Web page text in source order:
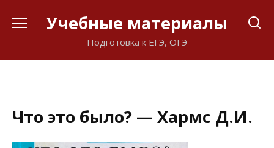
Учебные материалы
Подготовка к ЕГЭ, ОГЭ
Что это было? — Хармс Д.И.